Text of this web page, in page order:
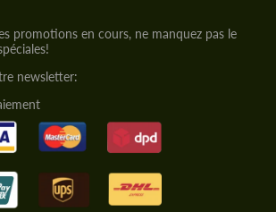
promotions en cours, ne manquez pas le
newsletter: